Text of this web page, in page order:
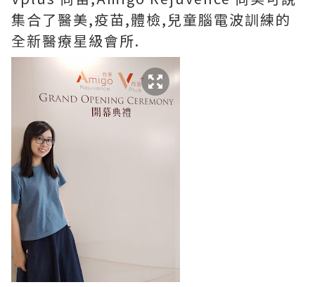
集合了醫美,疫苗,體檢,兒童腦電波訓練的
全新醫療星級會所.